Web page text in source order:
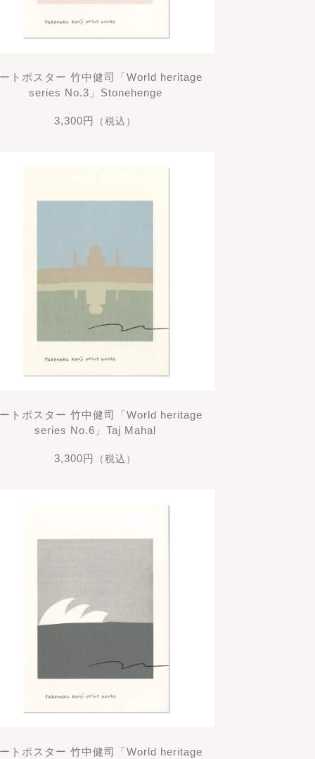
トポスター 竹中健司「World heritage
series No.3」Stonehenge
3,300円 （税込）
トポスター 竹中健司「World heritage
series No.6」Taj Mahal
3,300円 （税込）
トポスター 竹中健司「World heritage